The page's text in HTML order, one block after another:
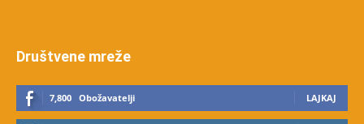
Društvene mreže
7,800 Obožavatelji LAJKAJ